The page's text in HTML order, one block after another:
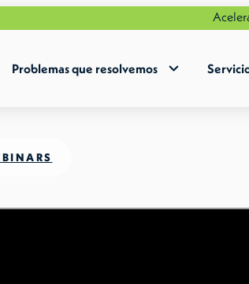
Acelera la
Problemas que resolvemos